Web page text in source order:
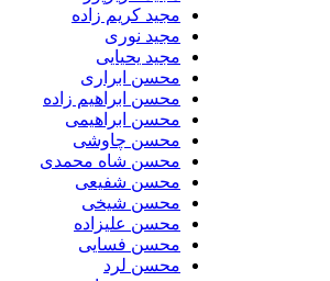
مجید کریم زاده
مجید نوری
مجید یحیایی
محسن ابراری
محسن ابراهیم زاده
محسن ابراهیمی
محسن چاوشی
محسن شاه محمدی
محسن شفیعی
محسن شیخی
محسن علیزاده
محسن فسایی
محسن لرد